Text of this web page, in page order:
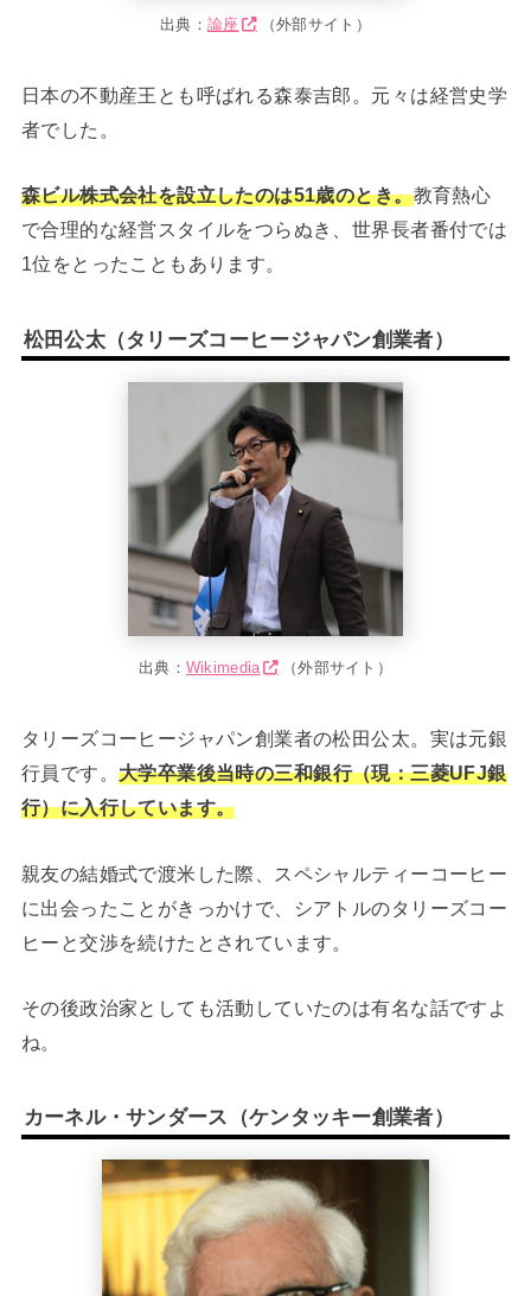
出典： 論座 （外部サイト）
日本の不動産王とも呼ばれる森泰吉郎。元々は経営史学
者でした。
森ビル株式会社を設立したのは51歳のとき。教育熱心
で合理的な経営スタイルをつらぬき、世界長者番付では
1位をとったこともあります。
松田公太（タリーズコーヒージャパン創業者）
出典： Wikimedia （外部サイト）
タリーズコーヒージャパン創業者の松田公太。実は元銀
行員です。 大学卒業後当時の三和銀行（現：三菱UFJ銀
行）に入行しています。
親友の結婚式で渡米した際、スペシャルティーコーヒー
に出会ったことがきっかけで、シアトルのタリーズコー
ヒーと交渉を続けたとされています。
その後政治家としても活動していたのは有名な話ですよ
ね。
カーネル・サンダース（ケンタッキー創業者）